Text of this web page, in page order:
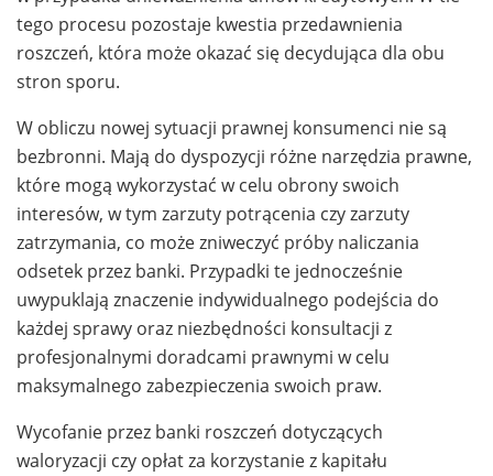
tego procesu pozostaje kwestia przedawnienia
roszczeń, która może okazać się decydująca dla obu
stron sporu.
W obliczu nowej sytuacji prawnej konsumenci nie są
bezbronni. Mają do dyspozycji różne narzędzia prawne,
które mogą wykorzystać w celu obrony swoich
interesów, w tym zarzuty potrącenia czy zarzuty
zatrzymania, co może zniweczyć próby naliczania
odsetek przez banki. Przypadki te jednocześnie
uwypuklają znaczenie indywidualnego podejścia do
każdej sprawy oraz niezbędności konsultacji z
profesjonalnymi doradcami prawnymi w celu
maksymalnego zabezpieczenia swoich praw.
Wycofanie przez banki roszczeń dotyczących
waloryzacji czy opłat za korzystanie z kapitału